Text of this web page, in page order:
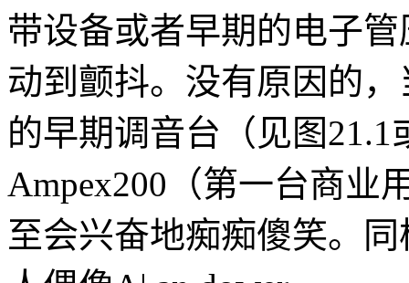
带设备或者早期的电子
动到颤抖。没有原因的
的早期调音台（见图
Ampex200（第一台商业
至会兴奋地痴痴傻笑。